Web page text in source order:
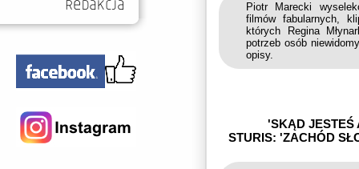
Piotr Marecki
filmów fabularnych,
których Regina
potrzeb osób
opisy.
'SKĄD JESTEŚ
STURIS: 'ZACHÓD